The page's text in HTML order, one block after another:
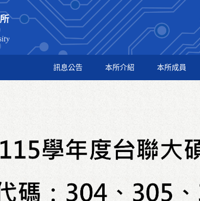
訊息公告 本所介紹 本所成員